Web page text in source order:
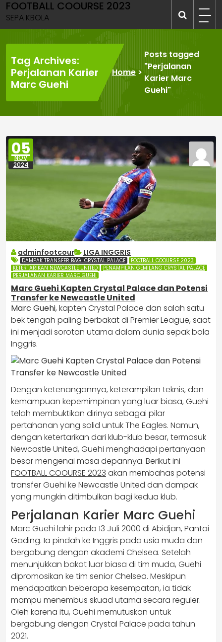
Skip
to
content
FOOTBALL COOURSE 2023
SEPA KBOLA
Tag Archives:
Perjalanan Karier
Marc Guehi
Home>
Posts tagged
"Perjalanan
Karier Marc
Guehi"
05
NOV
2024
adminfootcour LIGA INGGRIS
DAMPAK TRANSFER BAGI CRYSTAL PALACE
FOOTBALL COOURSE 2023
KETERTARIKAN NEWCASTLE UNITED
PENAMPILAN GEMILANG CRYSTAL PALACE
PERJALANAN KARIER MARC GUEHI
Marc Guehi Kapten Crystal Palace dan Potensi
Transfer ke Newcastle United
Marc Guehi, kapten Crystal Palace dan salah satu
bek tengah paling berbakat di Premier League, saat
ini menjadi sorotan utama dalam dunia sepak bola
Inggris.
Dengan ketenangannya, keterampilan teknis, dan
kemampuan kepemimpinan yang luar biasa, Guehi
telah membuktikan dirinya sebagai pilar
pertahanan yang solid untuk The Eagles. Namun,
dengan ketertarikan dari klub-klub besar, termasuk
Newcastle United, Guehi menghadapi pertanyaan
besar mengenai masa depannya. Berikut ini
FOOTBALL COOURSE 2023 akan membahas potensi
transfer Guehi ke Newcastle United dan dampak
yang mungkin ditimbulkan bagi kedua klub.
Perjalanan Karier Marc Guehi
Marc Guehi lahir pada 13 Juli 2000 di Abidjan, Pantai
Gading. Ia pindah ke Inggris pada usia muda dan
bergabung dengan akademi Chelsea. Setelah
menunjukkan bakat luar biasa di tim muda, Guehi
dipromosikan ke tim senior Chelsea. Meskipun
mendapatkan beberapa kesempatan, ia tidak
mampu menembus skuad utama secara reguler.
Oleh karena itu, Guehi memutuskan untuk
bergabung dengan Crystal Palace pada tahun
2021.